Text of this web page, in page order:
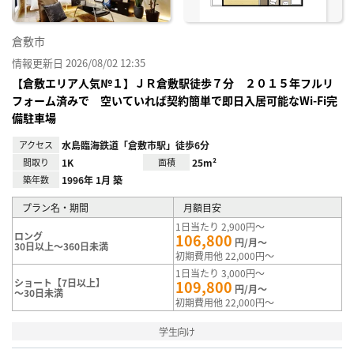
倉敷市
情報更新日 2026/08/02 12:35
【倉敷エリア人気№１】ＪＲ倉敷駅徒歩７分 ２０１５年フルリ
フォーム済みで 空いていれば契約簡単で即日入居可能なWi-Fi完
備駐車場
アクセス 水島臨海鉄道「倉敷市駅」徒歩6分
間取り 1K 面積 25m²
築年数 1996年 1月 築
プラン名・期間 月額目安
ロング
30日以上～360日未満
1日当たり 2,900円～
106,800 円/月～
初期費用他 22,000円～
ショート【7日以上】
～30日未満
1日当たり 3,000円～
109,800 円/月～
初期費用他 22,000円～
学生向け